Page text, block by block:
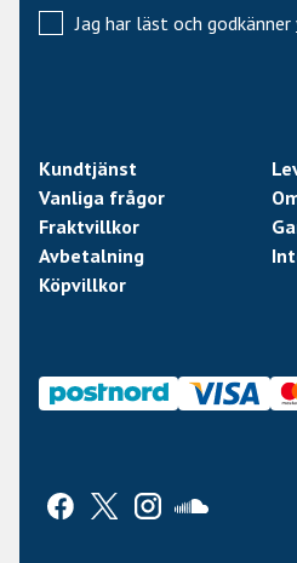
Jag har läst och godkänner
Kundtjänst
Vanliga frågor
Fraktvillkor
Avbetalning
Köpvillkor